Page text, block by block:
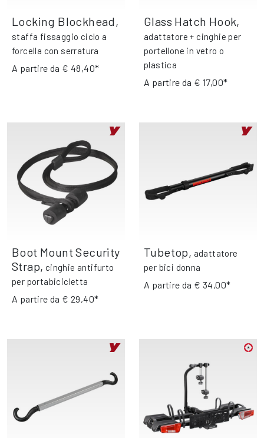
Locking Blockhead,
staffa fissaggio ciclo a
forcella con serratura
A partire da € 48,40*
Glass Hatch Hook,
adattatore + cinghie per
portellone in vetro o
plastica
A partire da € 17,00*
Boot Mount Security
Strap, cinghie antifurto
per portabicicletta
A partire da € 29,40*
Tubetop, adattatore
per bici donna
A partire da € 34,00*